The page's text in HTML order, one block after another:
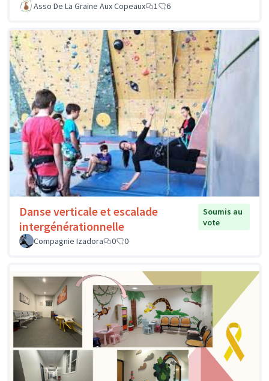
Asso De La Graine Aux Copeaux
1 6
Danse verticale et escalade
intergénérationnelle
Soumis au
vote
Compagnie Izadora
0 0